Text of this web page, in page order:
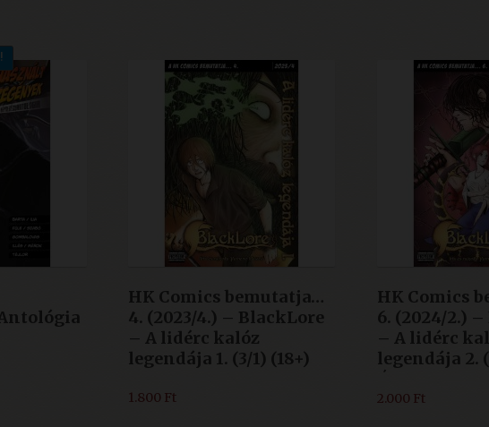
HK Comics bemutatja…
4. (2023/4.) – BlackLore
– A lidérc kalóz
legendája 1. (3/1) (18+)
1.800 Ft
HK Comics
6. (2024/2.)
– A lidérc
legendája 2.
2.000 Ft